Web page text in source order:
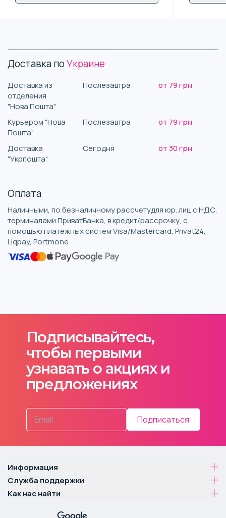
Доставка поУкраине
Доставка из
отделения
"Нова Пошта"
Послезавтра от 79 грн
Курьером "Нова
Пошта"
Послезавтра от 79 грн
Доставка
"Укрпошта"
Сегодня от 30 грн
Оплата
Наличными, по безналичному рассчетудля юр. лиц с НДС,
терминалами ПриватБанка, в кредит/рассрочку, с
помощью платежных систем Visa/Mastercard, Privat24,
Liqpay, Portmone
Подписывайтесь,
чтобы первыми
узнавать о акциях и
предложениях
Подписаться
Информация
Служба поддержки
Как нас найти